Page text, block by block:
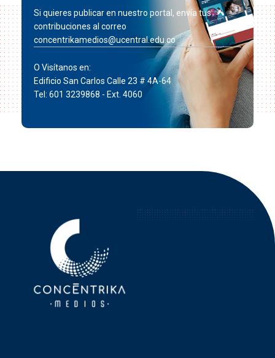
Si quieres publicar en nuestro portal, envía tus
contribuciones al correo
concentrikamedios@ucentral.edu.co
O Visítanos en:
Edificio San Carlos Calle 23 # 4A-64
Tel: 601 3239868 - Ext. 4060